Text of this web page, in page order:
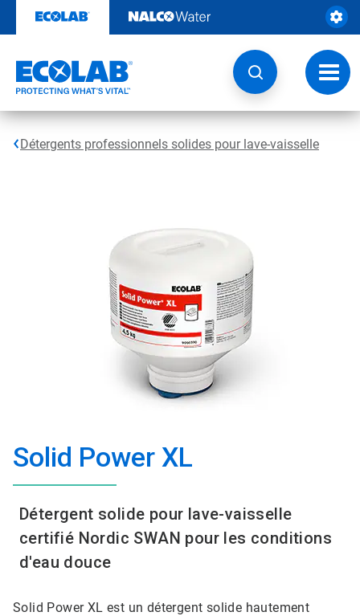
contenu
la
Détergents professionnels solides pour lave-vaisselle
Solid Power XL
Détergent solide pour lave-vaisselle
certifié Nordic SWAN pour les conditions
d'eau douce
Solid Power XL est un détergent solide hautement